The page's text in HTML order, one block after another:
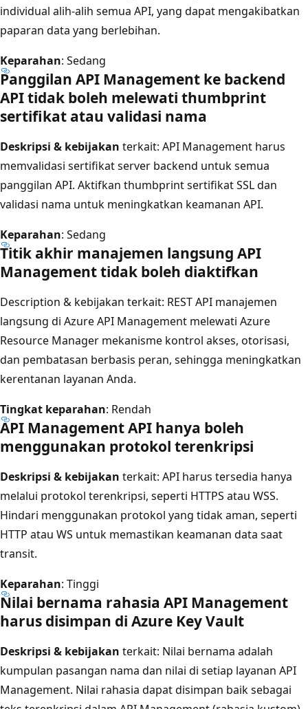
individual alih-alih semua API, yang dapat mengakibatkan
paparan data yang berlebihan.
Keparahan: Sedang
Panggilan API Management ke backend
API tidak boleh melewati thumbprint
sertifikat atau validasi nama
Deskripsi & kebijakan terkait: API Management harus
memvalidasi sertifikat server backend untuk semua
panggilan API. Aktifkan thumbprint sertifikat SSL dan
validasi nama untuk meningkatkan keamanan API.
Keparahan: Sedang
Titik akhir manajemen langsung API
Management tidak boleh diaktifkan
Description & kebijakan terkait: REST API manajemen
langsung di Azure API Management melewati Azure
Resource Manager mekanisme kontrol akses, otorisasi,
dan pembatasan berbasis peran, sehingga meningkatkan
kerentanan layanan Anda.
Tingkat keparahan: Rendah
API Management API hanya boleh
menggunakan protokol terenkripsi
Deskripsi & kebijakan terkait: API harus tersedia hanya
melalui protokol terenkripsi, seperti HTTPS atau WSS.
Hindari menggunakan protokol yang tidak aman, seperti
HTTP atau WS untuk memastikan keamanan data saat
transit.
Keparahan: Tinggi
Nilai bernama rahasia API Management
harus disimpan di Azure Key Vault
Deskripsi & kebijakan terkait: Nilai bernama adalah
kumpulan pasangan nama dan nilai di setiap layanan API
Management. Nilai rahasia dapat disimpan baik sebagai